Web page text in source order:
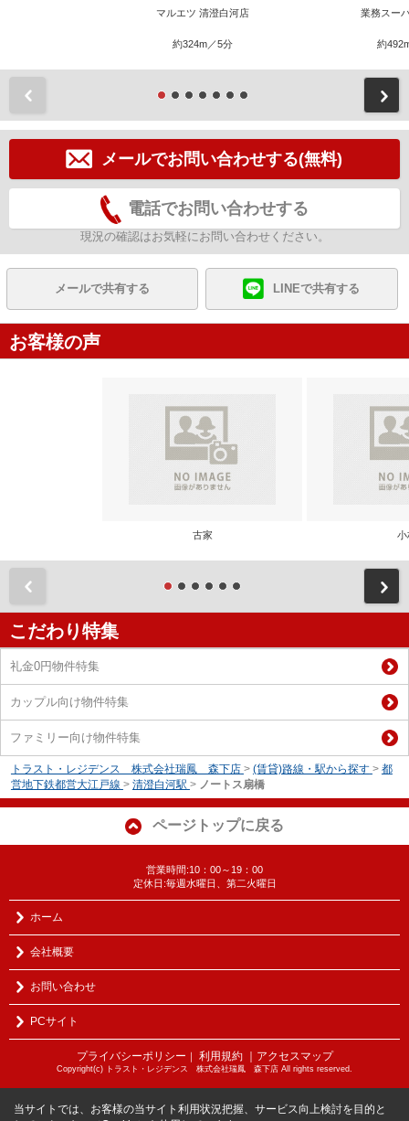
マルエツ 清澄白河店
約324m／5分
業務スー
約
メールでお問い合わせする(無料)
電話でお問い合わせする
現況の確認はお気軽にお問い合わせください。
メールで共有する LINEで共有する
お客様の声
古家 小
こだわり特集
礼金0円物件特集
カップル向け物件特集
ファミリー向け物件特集
トラスト・レジデンス 株式会社瑞鳳 森下店 > (賃貸)路線・駅から探す > 都
営地下鉄都営大江戸線 > 清澄白河駅 > ノートス扇橋
ページトップに戻る
営業時間:10：00～19：00
定休日:毎週水曜日、第二火曜日
ホーム
会社概要
お問い合わせ
PCサイト
プライバシーポリシー 利用規約 ｜アクセスマップ
Copyright(c) トラスト・レジデンス 株式会社瑞鳳 森下店 All rights reserved.
当サイトでは、お客様の当サイト利用状況把握、サービス向上検討を目的と